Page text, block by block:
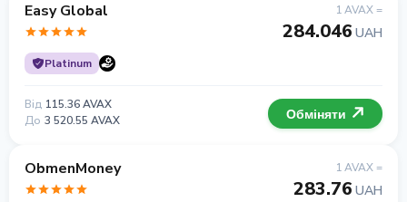
Easy Global
Platinum
1 AVAX =
284.046 UAH
Від 115.36 AVAX
До 3 520.55 AVAX Обміняти
ObmenMoney 1 AVAX =
283.76 UAH